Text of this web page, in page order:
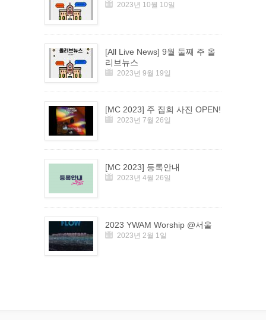
2023년 10월 10일
[All Live News] 9월 둘째 주 올
리브뉴스
2023년 9월 19일
[MC 2023] 주 집회 사진 OPEN!
2023년 7월 26일
[MC 2023] 등록안내
2023년 4월 26일
2023 YWAM Worship @서울
2023년 2월 1일